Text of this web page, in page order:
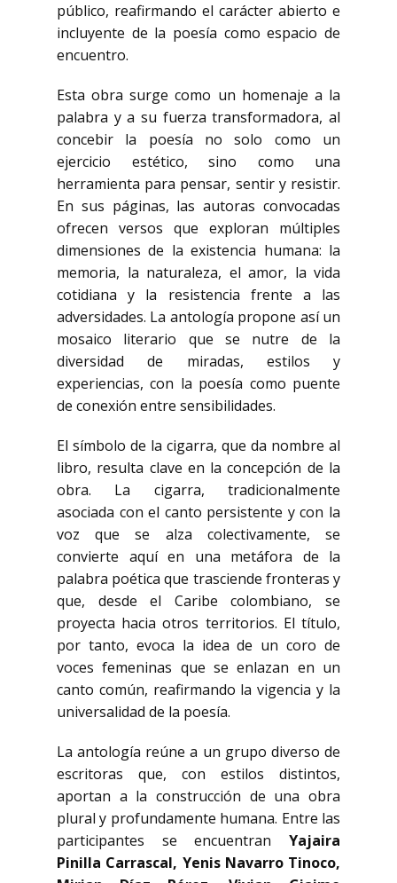
público, reafirmando el carácter abierto e
incluyente de la poesía como espacio de
encuentro.
Esta obra surge como un homenaje a la
palabra y a su fuerza transformadora, al
concebir la poesía no solo como un
ejercicio estético, sino como una
herramienta para pensar, sentir y resistir.
En sus páginas, las autoras convocadas
ofrecen versos que exploran múltiples
dimensiones de la existencia humana: la
memoria, la naturaleza, el amor, la vida
cotidiana y la resistencia frente a las
adversidades. La antología propone así un
mosaico literario que se nutre de la
diversidad de miradas, estilos y
experiencias, con la poesía como puente
de conexión entre sensibilidades.
El símbolo de la cigarra, que da nombre al
libro, resulta clave en la concepción de la
obra. La cigarra, tradicionalmente
asociada con el canto persistente y con la
voz que se alza colectivamente, se
convierte aquí en una metáfora de la
palabra poética que trasciende fronteras y
que, desde el Caribe colombiano, se
proyecta hacia otros territorios. El título,
por tanto, evoca la idea de un coro de
voces femeninas que se enlazan en un
canto común, reafirmando la vigencia y la
universalidad de la poesía.
La antología reúne a un grupo diverso de
escritoras que, con estilos distintos,
aportan a la construcción de una obra
plural y profundamente humana. Entre las
participantes se encuentran Yajaira
Pinilla Carrascal, Yenis Navarro Tinoco,